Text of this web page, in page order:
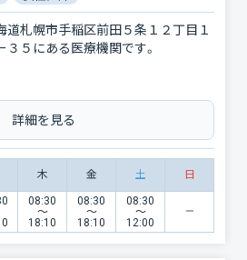
道札幌市手稲区前田５条１２丁目１
３５にある医療機関です。
詳細を見る
木 金 土 日
08:30
〜
18:10
08:30
〜
18:10
08:30
〜
12:00